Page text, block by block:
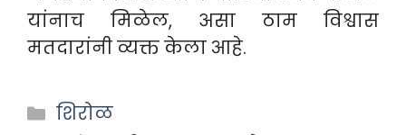
यांनाच मिळेल, असा ठाम विश्वास
मतदारांनी व्यक्त केला आहे.
Categories
शिरोळ